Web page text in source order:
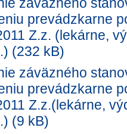
prevádzkarne
Z.z. (lekárne,
(232 kB)
záväzného
prevádzkarne
Z.z.(lekárne,
(9 kB)